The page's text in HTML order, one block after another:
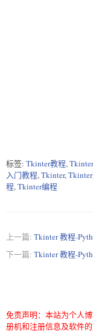
标签: Tkinter教程,
入门教程,Tkinter,
程,Tkinter编程
上一篇: Tkinter 教程-
下一篇: Tkinter 教程-
免责声明：本站为个人
册机和注册信息及软件